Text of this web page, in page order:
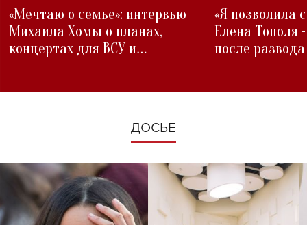
«Мечтаю о семье»: интервью
Михаила Хомы о планах,
концертах для ВСУ и
«Я позволила
Елена Тополя
после развода
ДОСЬЕ